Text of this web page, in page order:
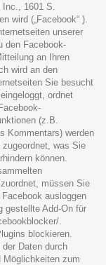
Inc., 1601 S.
wird („Facebook“ ).
unserer
den Facebook-
an Ihren
wird an den
Sie besucht
ordnet
(z.B.
Kommentars) werden
was Sie
können.
müssen Sie
ausloggen
gestellte Add-On für
.
blockieren.
Daten durch
Möglichkeiten zum